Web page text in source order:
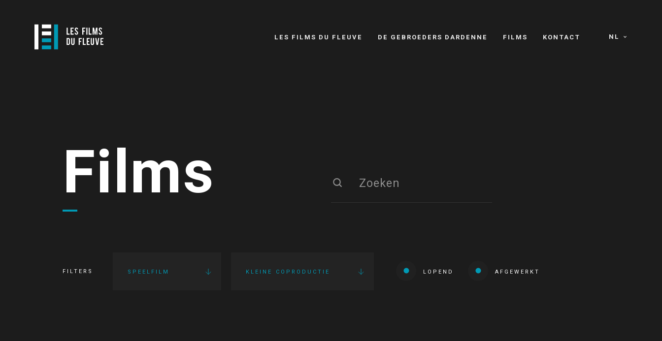
NL
LES FILMS DU FLEUVE DE GEBROEDERS DARDENNE FILMS KONTACT
Films
FILTERS SPEELFILM KLEINE COPRODUCTIE LOPEND AFGEWERKT